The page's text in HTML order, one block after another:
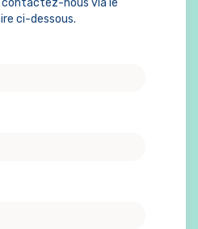
nous via le
ci-dessous.